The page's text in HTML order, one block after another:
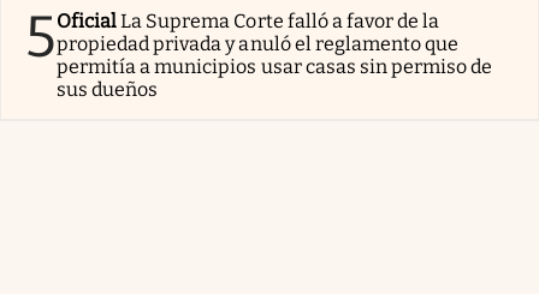
5OficialLa Suprema Corte falló a favor de la
propiedad privada y anuló el reglamento que
permitía a municipios usar casas sin permiso de
sus dueños